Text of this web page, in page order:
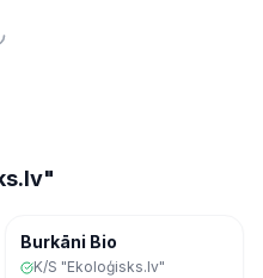
Burkāni Bio
K/S "Ekoloģisks.lv"